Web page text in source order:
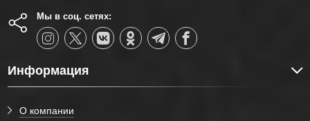
Мы в соц. сетях:
Информация
О компании